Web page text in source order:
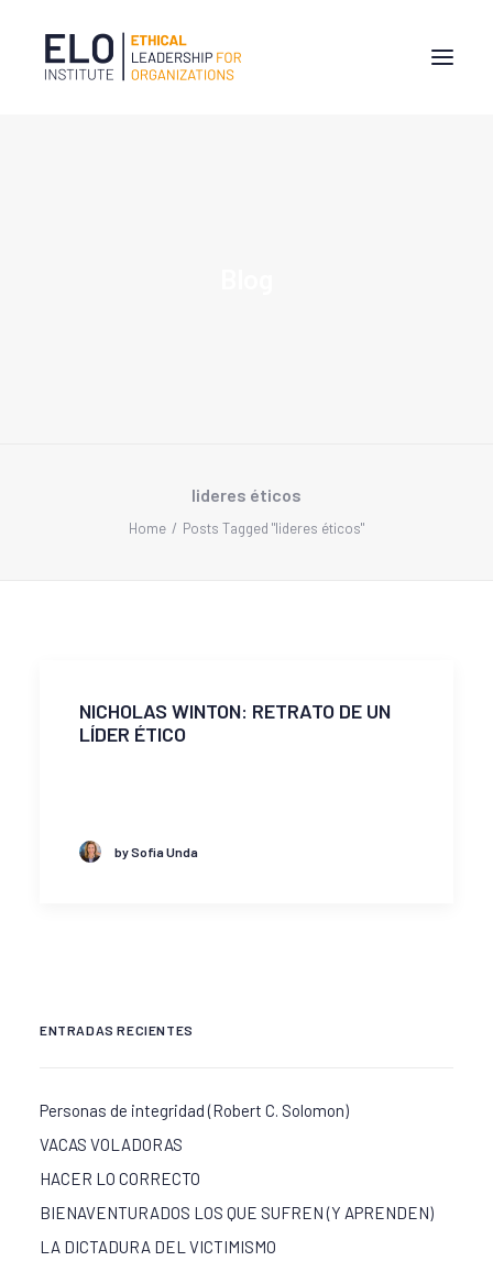
lideres éticos
Home Posts Tagged "lideres éticos"
NICHOLAS WINTON: RETRATO DE UN
LÍDER ÉTICO
by Sofia Unda
ENTRADAS RECIENTES
Personas de integridad (Robert C. Solomon)
VACAS VOLADORAS
HACER LO CORRECTO
BIENAVENTURADOS LOS QUE SUFREN (Y APRENDEN)
LA DICTADURA DEL VICTIMISMO